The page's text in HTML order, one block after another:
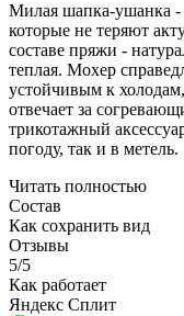
Милая шапка-ушанка -
которые не теряют
составе пряжи -
теплая. Мохер
устойчивым к
отвечает за
трикотажный
погоду, так и в метель.
Читать полностью
Состав
Как сохранить вид
Отзывы
5/5
Как работает
Яндекс Сплит